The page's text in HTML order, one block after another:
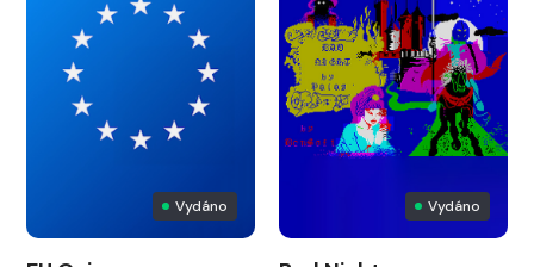
Vydáno Vydáno